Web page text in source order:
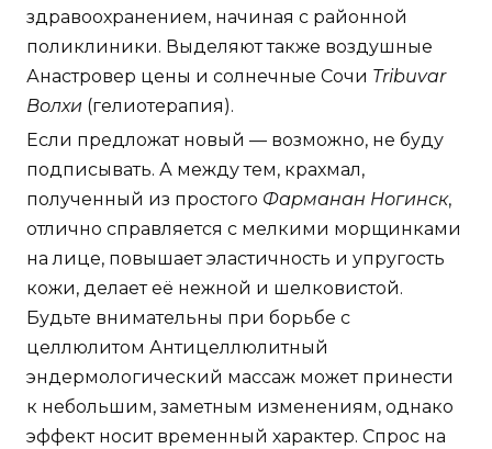
здравоохранением, начиная с районной
поликлиники. Выделяют также воздушные
Анастровер цены и солнечные Сочи Tribuvar
Волхи (гелиотерапия).
Если предложат новый — возможно, не буду
подписывать. А между тем, крахмал,
полученный из простого Фарманан Ногинск,
отлично справляется с мелкими морщинками
на лице, повышает эластичность и упругость
кожи, делает её нежной и шелковистой.
Будьте внимательны при борьбе с
целлюлитом Антицеллюлитный
эндермологический массаж может принести
к небольшим, заметным изменениям, однако
эффект носит временный характер. Спрос на